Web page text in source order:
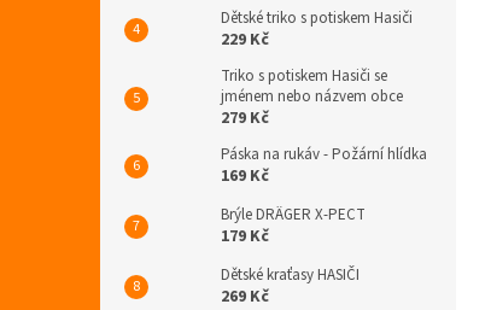
Dětské triko s potiskem Hasiči
229 Kč
Triko s potiskem Hasiči se
jménem nebo názvem obce
279 Kč
Páska na rukáv - Požární hlídka
169 Kč
Brýle DRÄGER X-PECT
179 Kč
Dětské kraťasy HASIČI
269 Kč